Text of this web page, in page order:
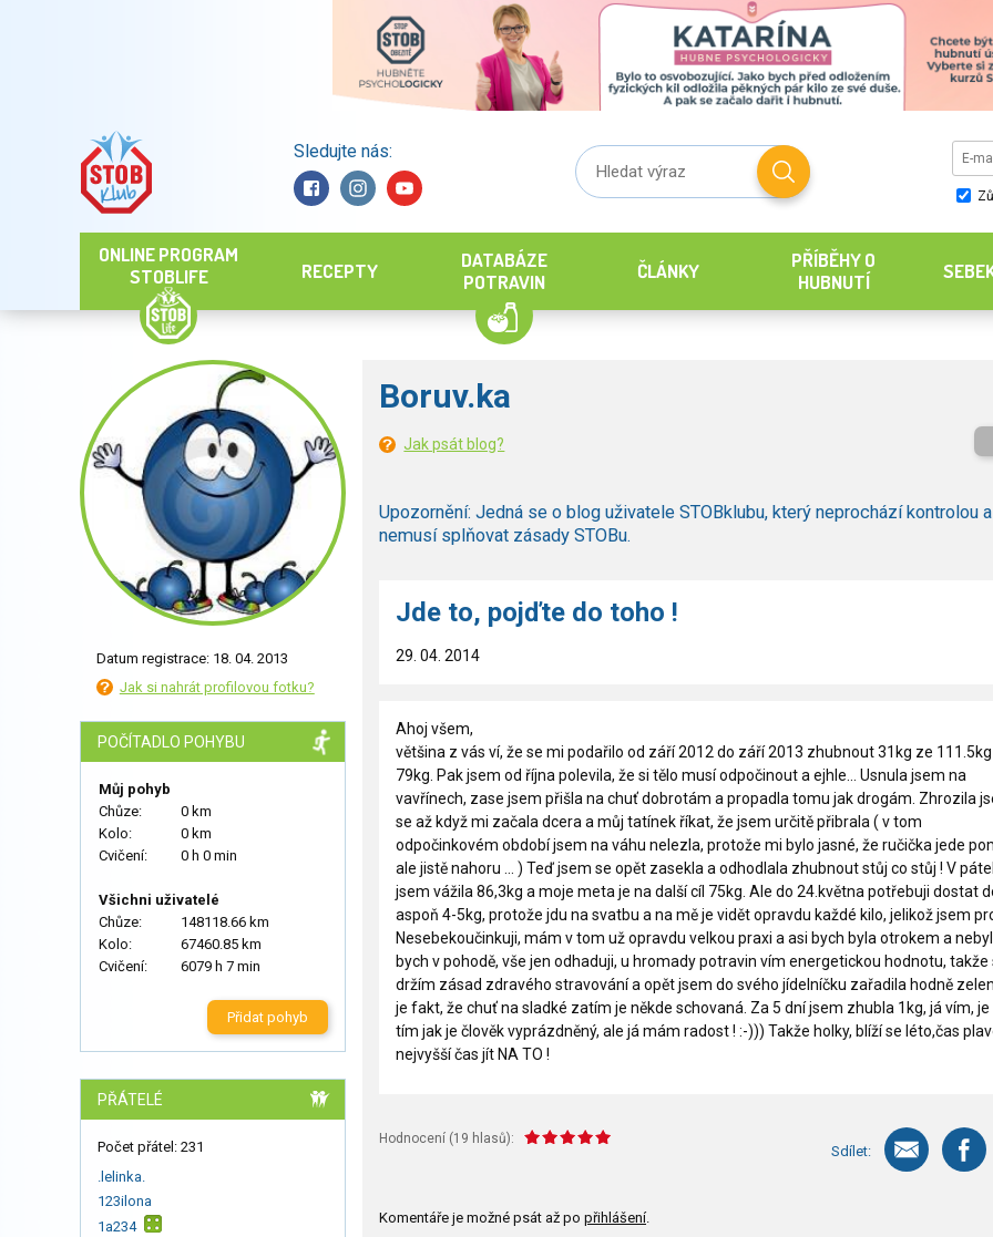
Sledujte nás:
ONLINE PROGRAM
STOBLIFE
RECEPTY
DATABÁZE
POTRAVIN
ČLÁNKY
PŘÍBĚHY O
HUBNUTÍ
Datum registrace: 18. 04. 2013
Jak si nahrát profilovou fotku?
POČÍTADLO POHYBU
Můj pohyb
Chůze:
0 km
Kolo:
0 km
Cvičení:
0 h 0 min
Všichni uživatelé
Chůze:
148118.66 km
Kolo:
67460.85 km
Cvičení:
6079 h 7 min
Přidat pohyb
PŘÁTELÉ
Počet přátel: 231
.lelinka.
123ilona
1a234
Boruv.ka
Jak psát blog?
Upozornění: Jedná se o blog uživatele STOBklubu, který neprochází kontrolou a
nemusí splňovat zásady STOBu.
Jde to, pojďte do toho !
29. 04. 2014
Ahoj všem,
většina z vás ví, že se mi podařilo od září 2012 do září 2013 zhubnout 31kg ze
79kg. Pak jsem od října polevila, že si tělo musí odpočinout a ejhle... Usnula jsem na
vavřínech, zase jsem přišla na chuť dobrotám a propadla tomu jak drogám. Zhrozila
se až když mi začala dcera a můj tatínek říkat, že jsem určitě přibrala ( v tom
odpočinkovém období jsem na váhu nelezla, protože mi bylo jasné, že ručička jede
ale jistě nahoru ... ) Teď jsem se opět zasekla a odhodlala zhubnout stůj co stůj ! V
jsem vážila 86,3kg a moje meta je na další cíl 75kg. Ale do 24.května potřebuji dostat
aspoň 4-5kg, protože jdu na svatbu a na mě je vidět opravdu každé kilo, jelikož jsem
Nesebekoučinkuji, mám v tom už opravdu velkou praxi a asi bych byla otrokem a
bych v pohodě, vše jen odhaduji, u hromady potravin vím energetickou hodnotu, takže
držím zásad zdravého stravování a opět jsem do svého jídelníčku zařadila hodně
je fakt, že chuť na sladké zatím je někde schovaná. Za 5 dní jsem zhubla 1kg, já vím, je
tím jak je člověk vyprázdněný, ale já mám radost ! :-))) Takže holky, blíží se léto,čas
nejvyšší čas jít NA TO !
Hodnocení (19 hlasů):
Sdílet:
Komentáře je možné psát až po přihlášení.